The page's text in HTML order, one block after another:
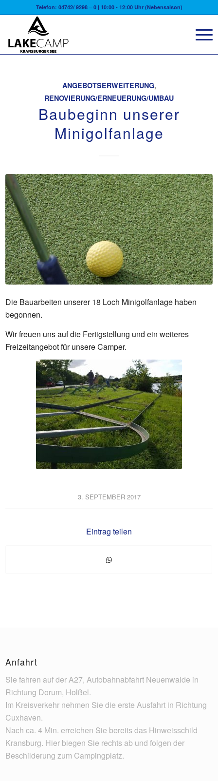
Telefon: 04742/ 9298 – 0 | 10:00 - 12:00 Uhr (Nebensaison)
ANGEBOTSERWEITERUNG,
RENOVIERUNG/ERNEUERUNG/UMBAU
Baubeginn unserer
Minigolfanlage
Die Bauarbeiten unserer 18 Loch Minigolfanlage haben
begonnen.
Wir freuen uns auf die Fertigstellung und ein weiteres
Freizeitangebot für unsere Camper.
3. SEPTEMBER 2017
Eintrag teilen
Anfahrt
Sie fahren auf der A27, Autobahnabfahrt Neuenwalde in
Richtung Dorum, Holßel.
Im Kreisverkehr nehmen Sie die erste Ausfahrt in Richtung
Cuxhaven.
Nach ca. 4 Min. erreichen Sie bereits das Hinweisschild
Kransburg. Hier biegen Sie rechts ab und folgen der
Beschilderung zum Campingplatz.